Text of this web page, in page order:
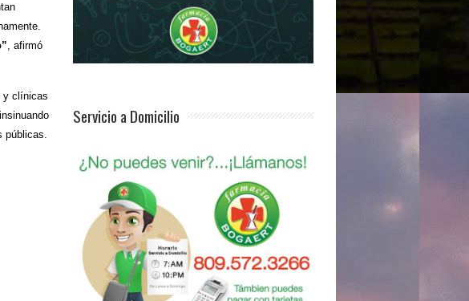
, afirmó
y clínicas
públicas.
Servicio a Domicilio